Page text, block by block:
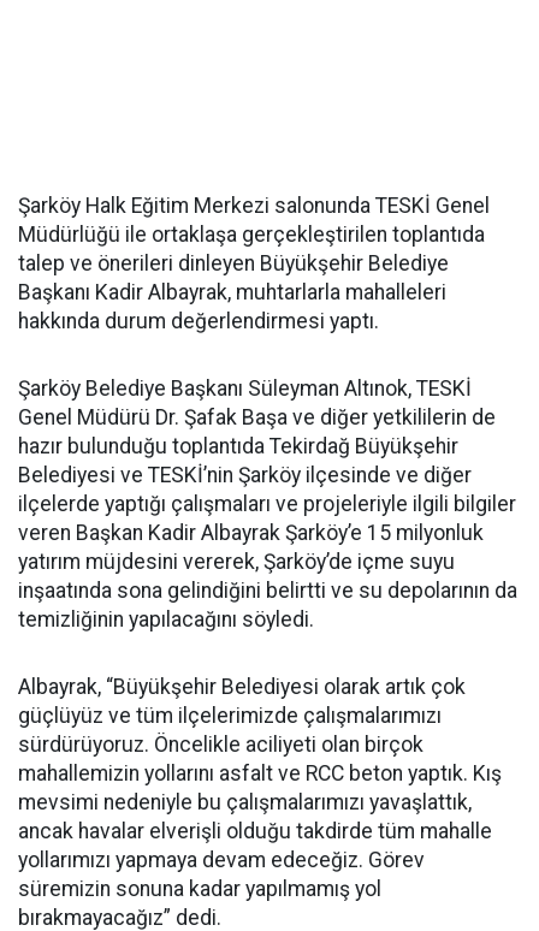
Şarköy Halk Eğitim Merkezi salonunda TESKİ Genel
Müdürlüğü ile ortaklaşa gerçekleştirilen toplantıda
talep ve önerileri dinleyen Büyükşehir Belediye
Başkanı Kadir Albayrak, muhtarlarla mahalleleri
hakkında durum değerlendirmesi yaptı.
Şarköy Belediye Başkanı Süleyman Altınok, TESKİ
Genel Müdürü Dr. Şafak Başa ve diğer yetkililerin de
hazır bulunduğu toplantıda Tekirdağ Büyükşehir
Belediyesi ve TESKİ’nin Şarköy ilçesinde ve diğer
ilçelerde yaptığı çalışmaları ve projeleriyle ilgili bilgiler
veren Başkan Kadir Albayrak Şarköy’e 15 milyonluk
yatırım müjdesini vererek, Şarköy’de içme suyu
inşaatında sona gelindiğini belirtti ve su depolarının da
temizliğinin yapılacağını söyledi.
Albayrak, “Büyükşehir Belediyesi olarak artık çok
güçlüyüz ve tüm ilçelerimizde çalışmalarımızı
sürdürüyoruz. Öncelikle aciliyeti olan birçok
mahallemizin yollarını asfalt ve RCC beton yaptık. Kış
mevsimi nedeniyle bu çalışmalarımızı yavaşlattık,
ancak havalar elverişli olduğu takdirde tüm mahalle
yollarımızı yapmaya devam edeceğiz. Görev
süremizin sonuna kadar yapılmamış yol
bırakmayacağız” dedi.